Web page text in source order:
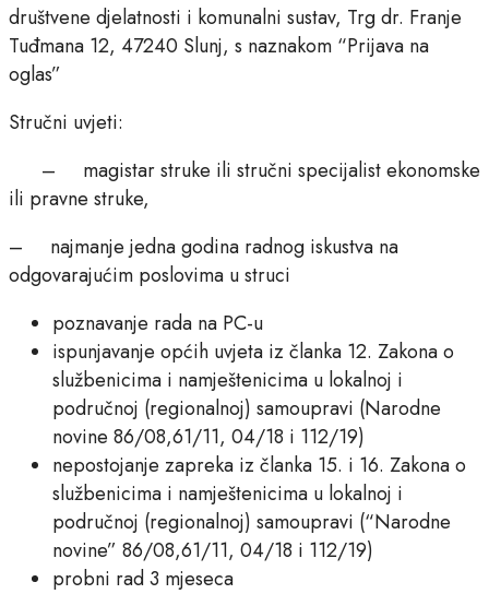
društvene djelatnosti i komunalni sustav, Trg dr. Franje
Tuđmana 12, 47240 Slunj, s naznakom “Prijava na
oglas”
Stručni uvjeti:
– magistar struke ili stručni specijalist ekonomske
ili pravne struke,
– najmanje jedna godina radnog iskustva na
odgovarajućim poslovima u struci
poznavanje rada na PC-u
ispunjavanje općih uvjeta iz članka 12. Zakona o
službenicima i namještenicima u lokalnoj i
područnoj (regionalnoj) samoupravi (Narodne
novine 86/08,61/11, 04/18 i 112/19)
nepostojanje zapreka iz članka 15. i 16. Zakona o
službenicima i namještenicima u lokalnoj i
područnoj (regionalnoj) samoupravi (“Narodne
novine” 86/08,61/11, 04/18 i 112/19)
probni rad 3 mjeseca